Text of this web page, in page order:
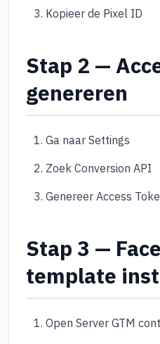
Kopieer de Pixel ID
Stap 2 —
genereren
Ga naar Settings
Zoek Conversion API
Genereer Access
Stap 3 —
template
Open Server GTM